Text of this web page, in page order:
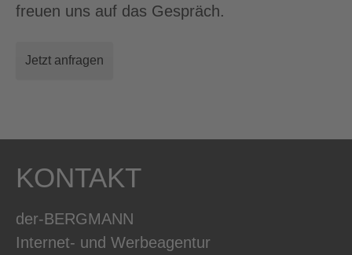
freuen uns auf das Gespräch.
Jetzt anfragen
KONTAKT
der-BERGMANN
Internet- und Werbeagentur